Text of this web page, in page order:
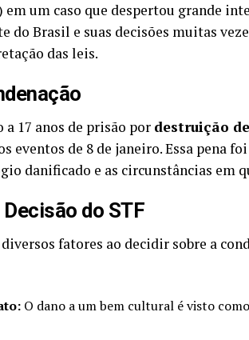
um caso que despertou grande
do Brasil e suas decisões muitas
das leis.
17 anos de prisão por destruição
eventos de 8 de janeiro. Essa pena
danificado e as circunstâncias em
do STF
fatores ao decidir sobre a
O dano a um bem cultural é visto